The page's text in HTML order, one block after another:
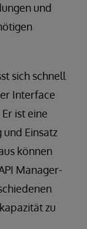
und
sich schnell
Interface
ist eine
und Einsatz
können
Manager-
zu